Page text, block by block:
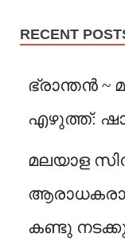
RECENT
ഭ്രാന്തൻ ~
എഴുത്ത്:
മലയാള
കണ്ടു